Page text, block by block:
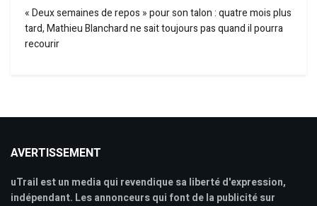
« Deux semaines de repos » pour son talon : quatre mois plus
tard, Mathieu Blanchard ne sait toujours pas quand il pourra
recourir
AVERTISSEMENT
uTrail est un media qui revendique sa liberté d'expression,
indépendant. Les annonceurs qui font de la publicité sur